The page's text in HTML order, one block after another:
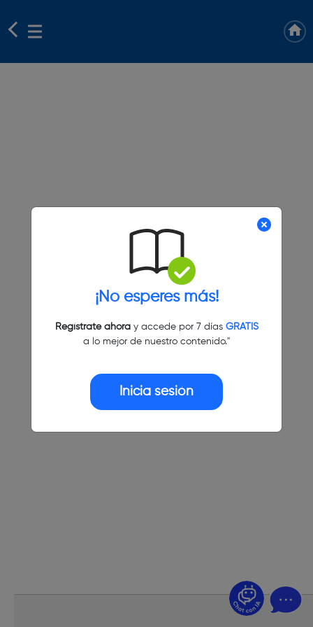
¡No esperes más!
Regístrate ahoray accede por 7 días GRATIS
a lo mejor de nuestro contenido."
Inicia sesión